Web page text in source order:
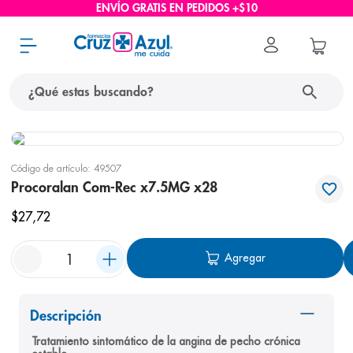
ENVÍO GRATIS EN PEDIDOS +$10
Código de artículo: 49507
Procoralan Com-Rec x7.5MG x28
$27,72
Agregar
Descripción
Tratamiento sintomático de la angina de pecho crónica
términos más buscados
protector solar
6. bioderma
7. shampoo